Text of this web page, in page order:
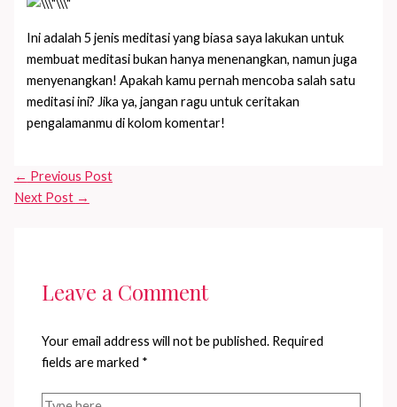
Ini adalah 5 jenis meditasi yang biasa saya lakukan untuk
membuat meditasi bukan hanya menenangkan, namun juga
menyenangkan! Apakah kamu pernah mencoba salah satu
meditasi ini? Jika ya, jangan ragu untuk ceritakan
pengalamanmu di kolom komentar!
← Previous Post
Next Post →
Leave a Comment
Your email address will not be published. Required
fields are marked *
Type